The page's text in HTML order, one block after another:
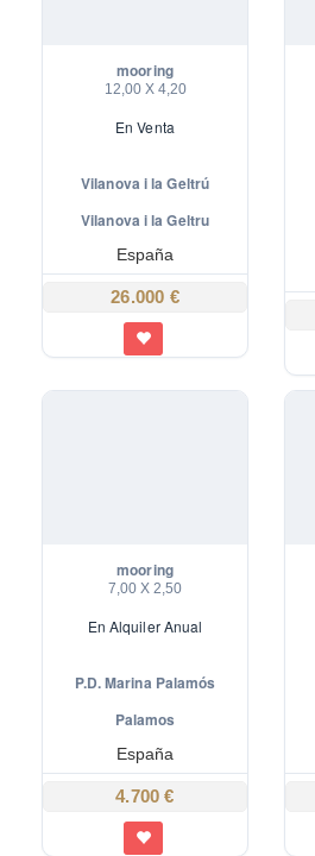
mooring
12,00 X 4,20
En Venta
Vilanova i la Geltrú
Vilanova i la Geltru
España
26.000 €
Marina Palamos
mooring
7,00 X 2,50
En Alquiler Anual
P.D. Marina Palamós
Palamos
España
4.700 €